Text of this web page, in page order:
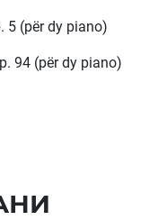
5 (për dy piano)
94 (për dy piano)